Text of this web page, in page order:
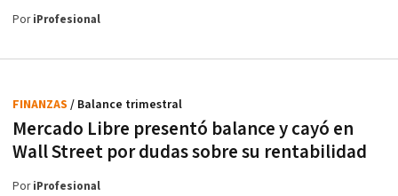
PoriProfesional
Mercado Libre presentó balance y cayó en
Wall Street por dudas sobre su rentabilidad
FINANZAS / Balance trimestral
PoriProfesional